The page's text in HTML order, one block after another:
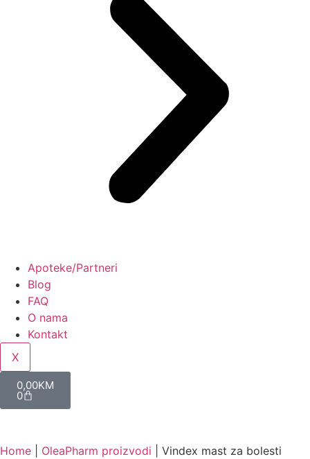
Apoteke/Partneri
Blog
FAQ
O nama
Kontakt
X
0,00KM
0
Home OleaPharm proizvodi
Vindex mast za bolesti